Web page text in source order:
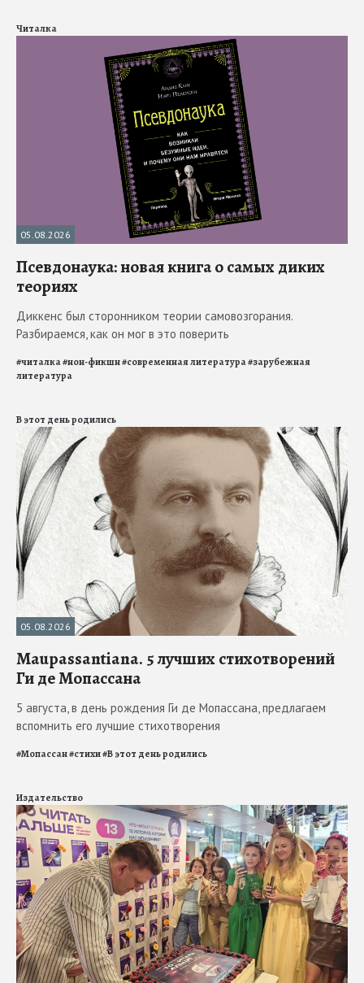
Читалка
05.08.2026
Псевдонаука: новая книга о самых диких
теориях
Диккенс был сторонником теории самовозгорания.
Разбираемся, как он мог в это поверить
#читалка#нон-фикшн#современная литература#зарубежная
литература
В этот день родились
05.08.2026
Maupassantiana. 5 лучших стихотворений
Ги де Мопассана
5 августа, в день рождения Ги де Мопассана, предлагаем
вспомнить его лучшие стихотворения
#Мопассан#стихи#В этот день родились
Издательство